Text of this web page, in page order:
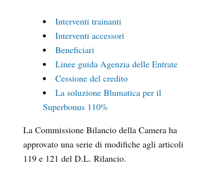
Interventi trainanti
Interventi accessori
Beneficiari
Linee guida Agenzia delle Entrate
Cessione del credito
La soluzione Blumatica per il
Superbonus 110%
La Commissione Bilancio della Camera ha
approvato una serie di modifiche agli articoli
119 e 121 del D.L. Rilancio.